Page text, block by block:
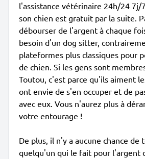
l'assistance vétérinaire 24h/24 7j/
son chien est gratuit par la suite.
débourser de l'argent à chaque
besoin d'un dog sitter,
plateformes plus classiques pour
de chien. Si les gens sont
Toutou, c'est parce qu'ils aiment
ont envie de s'en occuper et de
avec eux. Vous n'aurez plus à
votre entourage !
De plus, il n'y a aucune chance de
quelqu'un qui le fait pour l'argent